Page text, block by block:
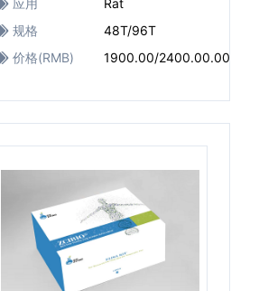
应用
Rat
规格
48T/96T
价格(RMB)
1900.00/2400.00.00